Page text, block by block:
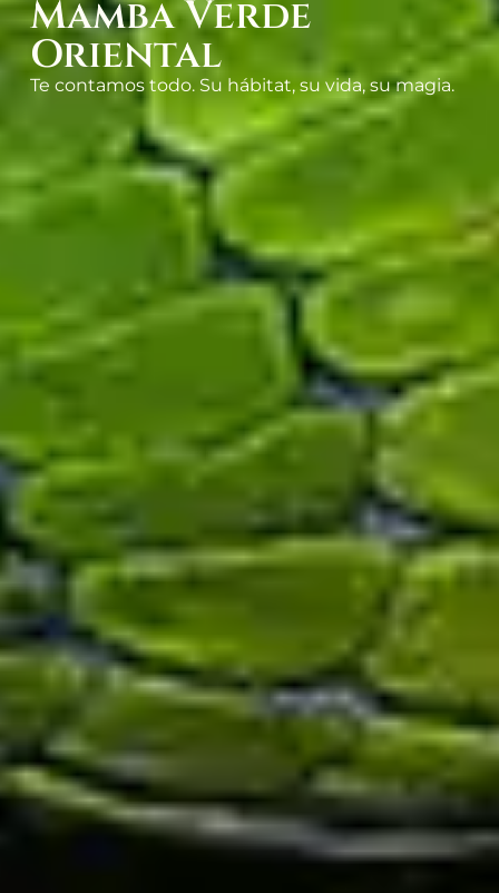
Mamba Verde
Oriental
Te contamos todo. Su hábitat, su vida, su magia.